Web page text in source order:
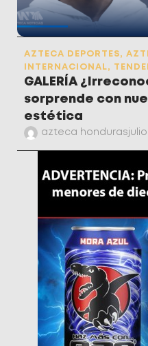
AZTECA DEPORTES,
INTERNACIONAL,
GALERÍA
sorprende con
estética
azteca hondurasjulio